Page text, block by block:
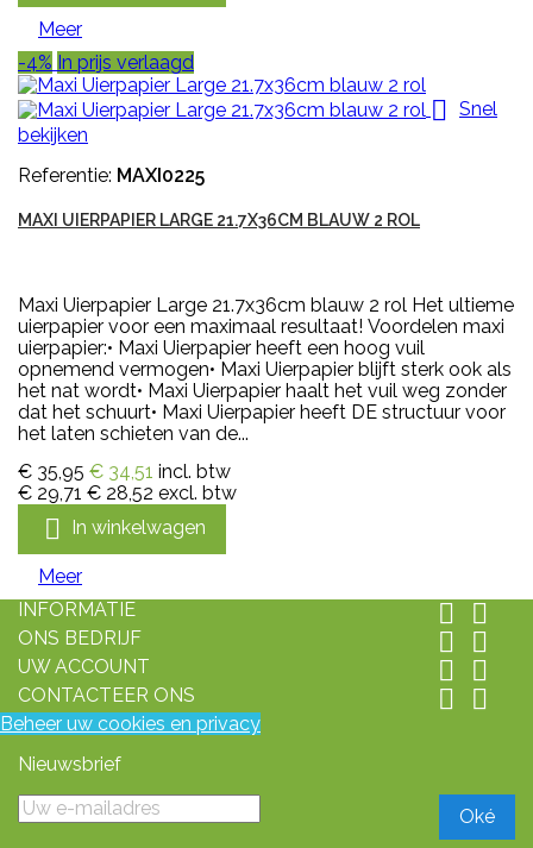
Meer
-4% In prijs verlaagd
 Snel
bekijken
Referentie: MAXI0225
MAXI UIERPAPIER LARGE 21.7X36CM BLAUW 2 ROL
Maxi Uierpapier Large 21.7x36cm blauw 2 rol Het ultieme
uierpapier voor een maximaal resultaat! Voordelen maxi
uierpapier:• Maxi Uierpapier heeft een hoog vuil
opnemend vermogen• Maxi Uierpapier blijft sterk ook als
het nat wordt• Maxi Uierpapier haalt het vuil weg zonder
dat het schuurt• Maxi Uierpapier heeft DE structuur voor
het laten schieten van de...
€ 35,95 € 34,51 incl. btw
€ 29,71 € 28,52 excl. btw
 In winkelwagen
Meer
INFORMATIE
 
ONS BEDRIJF  
UW ACCOUNT  
CONTACTEER ONS  
Beheer uw cookies en privacy
Nieuwsbrief